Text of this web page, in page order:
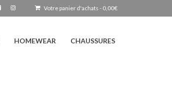
Votre panier d'achats - 0,00€
HOMEWEAR CHAUSSURES